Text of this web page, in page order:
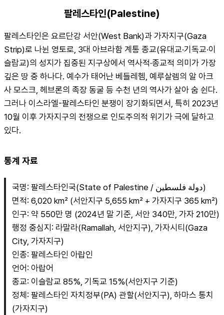
팔레스타인(Palestine)
팔레스타인은 요르단강 서안(West Bank)과 가자지구(Gaza
Strip)로 나뉜 영토로, 3대 아브라함 계통 종교(유대교·기독교·이
슬람교)의 성지가 집중된 지구상에서 역사적·종교적 의미가 가장
깊은 땅 중 하나다. 예수가 태어난 베들레헴, 예루살렘의 알 아크
사 모스크, 헤브론의 족장 동굴 등 수천 년의 역사가 살아 숨 쉰다.
그러나 이스라엘-팔레스타인 분쟁이 장기화되면서, 특히 2023년
10월 이후 가자지구의 전쟁으로 인도주의적 위기가 극에 달하고
있다.
통계 자료
국명: 팔레스타인국(State of Palestine / دولة فلسطين)
면적: 6,020 km² (서안지구 5,655 km² + 가자지구 365 km²)
인구: 약 550만 명 (2024년 말 기준, 서안 340만, 가자 210만)
행정 중심지: 라말라(Ramallah, 서안지구), 가자시티(Gaza
City, 가자지구)
인종: 팔레스타인 아랍인
언어: 아랍어
종교: 이슬람교 85%, 기독교 15%(서안지구 기준)
정체: 팔레스타인 자치정부(PA) 관할(서안지구), 하마스 통치
(가자지구)